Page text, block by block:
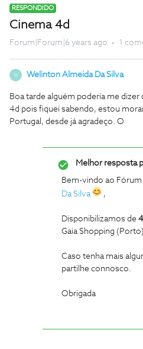
RESPONDIDO
Cinema 4d
Forum|Forum|6 years ago 1
W Welinton Almeida Da Silva
Boa tarde alguém poderia me
4d pois fiquei sabendo, estou
Portugal, desde já agradeço. O
Melhor resposta
Bem-vindo ao Fórum
Da Silva
,
Disponibilizamos de
Gaia Shopping
Caso tenha mais
partilhe connosco.
Obrigada